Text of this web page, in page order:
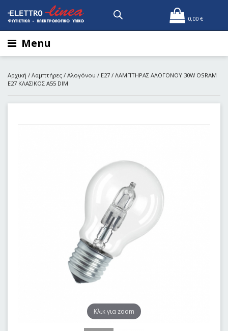
0,00 €
Menu
Αρχική / Λαμπτήρες / Αλογόνου / E27 / ΛΑΜΠΤΗΡΑΣ ΑΛΟΓΟΝΟΥ 30W OSRAM
E27 KΛΑΣΙΚΟΣ Α55 DIM
Kλικ για zoom